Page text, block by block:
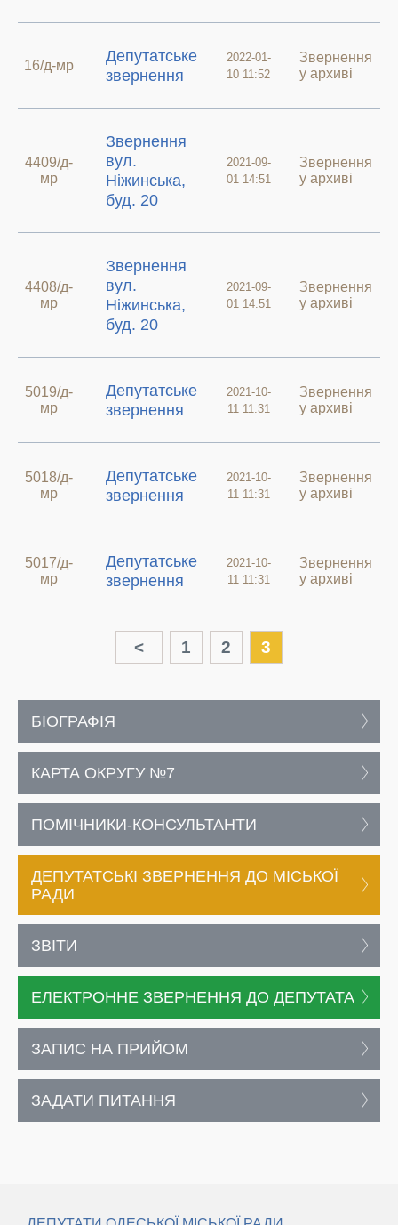
16/д-мр
Депутатське
звернення
2022-01-
10 11:52
Звернення
у архиві
4409/д-
мр
Звернення
вул.
Ніжинська,
буд. 20
2021-09-
01 14:51
Звернення
у архиві
4408/д-
мр
Звернення
вул.
Ніжинська,
буд. 20
2021-09-
01 14:51
Звернення
у архиві
5019/д-
мр
Депутатське
звернення
2021-10-
11 11:31
Звернення
у архиві
5018/д-
мр
Депутатське
звернення
2021-10-
11 11:31
Звернення
у архиві
5017/д-
мр
Депутатське
звернення
2021-10-
11 11:31
Звернення
у архиві
< 1 2 3
БІОГРАФІЯ
КАРТА ОКРУГУ №7
ПОМІЧНИКИ-КОНСУЛЬТАНТИ
ДЕПУТАТСЬКІ ЗВЕРНЕННЯ ДО МІСЬКОЇ
РАДИ
ЗВІТИ
ЕЛЕКТРОННЕ ЗВЕРНЕННЯ ДО ДЕПУТАТА
ЗАПИС НА ПРИЙОМ
ЗАДАТИ ПИТАННЯ